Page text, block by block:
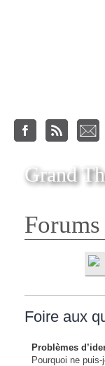
Grand
Foire aux
Problèmes
Pourquoi ne